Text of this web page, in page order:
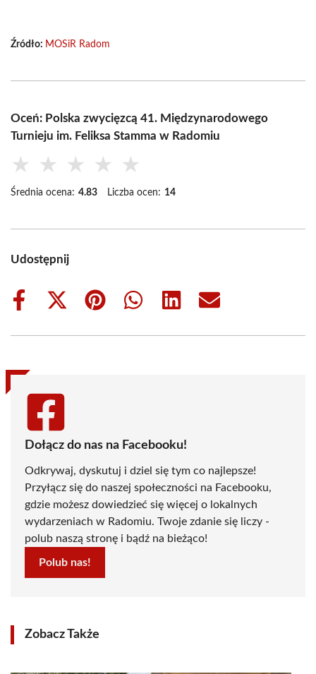
Źródło: MOSiR Radom
Oceń: Polska zwycięzcą 41. Międzynarodowego
Turnieju im. Feliksa Stamma w Radomiu
★ ★ ★ ★ ★
Średnia ocena: 4.83 Liczba ocen: 14
Udostępnij
Share
Share
(Twitter)
Share
Share
Share
Share
Dołącz do nas na Facebooku!
Odkrywaj, dyskutuj i dziel się tym co najlepsze!
Przyłącz się do naszej społeczności na Facebooku,
gdzie możesz dowiedzieć się więcej o lokalnych
wydarzeniach w Radomiu. Twoje zdanie się liczy -
polub naszą stronę i bądź na bieżąco!
Polub nas!
Zobacz Także